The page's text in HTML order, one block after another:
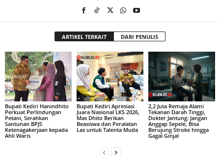
ARTIKEL TERKAIT DARI PENULIS
Bupati Kediri Hanindhito
Perkuat Perlindungan
Petani, Serahkan
Santunan BPJS
Ketenagakerjaan kepada
Ahli Waris
Bupati Kediri Apresiasi
Juara Nasional LKS 2026,
Mas Dhito Berikan
Beasiswa dan Peralatan
Las untuk Talenta Muda
2,2 Juta Remaja Alami
Tekanan Darah Tinggi,
Dokter Jantung: Jangan
Anggap Sepele, Bisa
Berujung Stroke hingga
Gagal Ginjal